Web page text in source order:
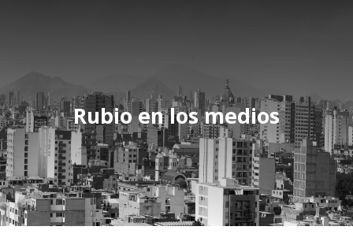
Rubio en los medios